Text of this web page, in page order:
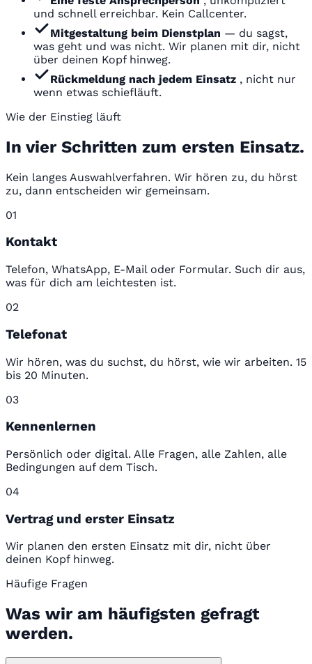
und schnell erreichbar. Kein Callcenter.
Mitgestaltung beim Dienstplan — du sagst,
was geht und was nicht. Wir planen mit dir, nicht
über deinen Kopf hinweg.
Rückmeldung nach jedem Einsatz , nicht nur
wenn etwas schiefläuft.
Wie der Einstieg läuft
In vier Schritten zum ersten Einsatz.
Kein langes Auswahlverfahren. Wir hören zu, du hörst
zu, dann entscheiden wir gemeinsam.
01
Kontakt
Telefon, WhatsApp, E-Mail oder Formular. Such dir aus,
was für dich am leichtesten ist.
02
Telefonat
Wir hören, was du suchst, du hörst, wie wir arbeiten. 15
bis 20 Minuten.
03
Kennenlernen
Persönlich oder digital. Alle Fragen, alle Zahlen, alle
Bedingungen auf dem Tisch.
04
Vertrag und erster Einsatz
Wir planen den ersten Einsatz mit dir, nicht über
deinen Kopf hinweg.
Häufige Fragen
Was wir am häufigsten gefragt
werden.